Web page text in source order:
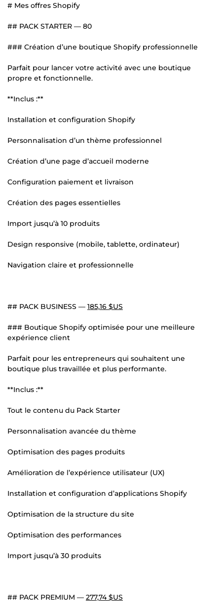
# Mes offres Shopify
## PACK STARTER — 80
### Création d’une boutique Shopify professionnelle
Parfait pour lancer votre activité avec une boutique
propre et fonctionnelle.
**Inclus :**
Installation et configuration Shopify
Personnalisation d’un thème professionnel
Création d’une page d’accueil moderne
Configuration paiement et livraison
Création des pages essentielles
Import jusqu’à 10 produits
Design responsive (mobile, tablette, ordinateur)
Navigation claire et professionnelle
## PACK BUSINESS — 185,16 $US
### Boutique Shopify optimisée pour une meilleure
expérience client
Parfait pour les entrepreneurs qui souhaitent une
boutique plus travaillée et plus performante.
**Inclus :**
Tout le contenu du Pack Starter
Personnalisation avancée du thème
Optimisation des pages produits
Amélioration de l’expérience utilisateur (UX)
Installation et configuration d’applications Shopify
Optimisation de la structure du site
Optimisation des performances
Import jusqu’à 30 produits
## PACK PREMIUM — 277,74 $US